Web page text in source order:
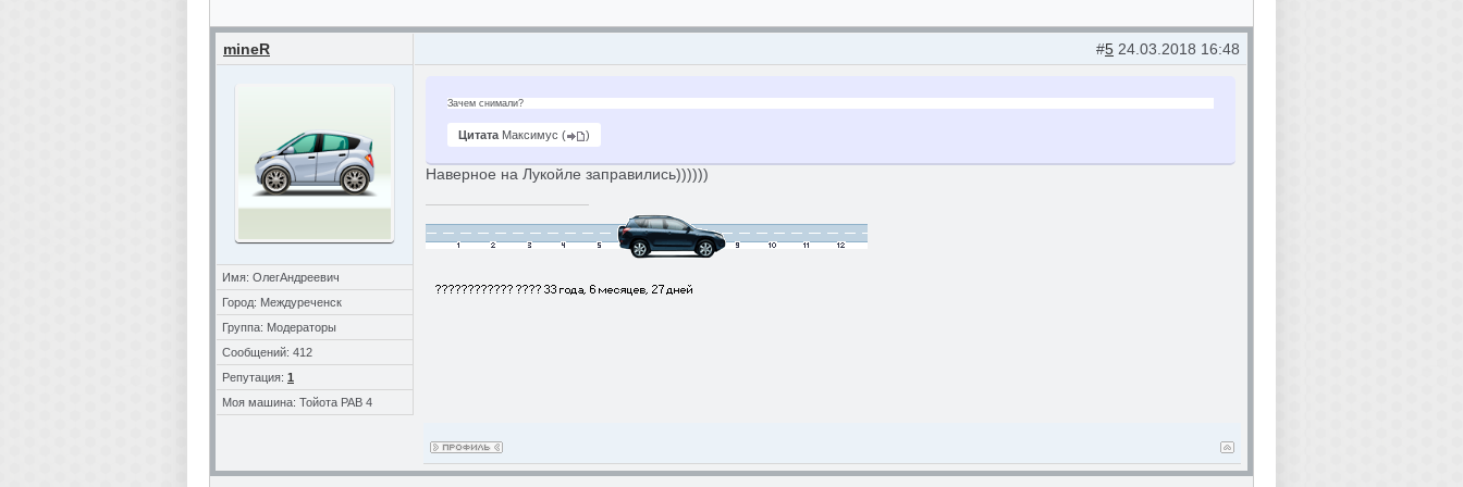
mineR
Имя: ОлегАндреевич
Город: Междуреченск
Группа: Модераторы
Сообщений: 412
Репутация: 1
Моя машина: Тойота РАВ 4
#5 24.03.2018 16:48
Цитата Максимус ( )
Зачем снимали?
Наверное на Лукойле заправились))))))